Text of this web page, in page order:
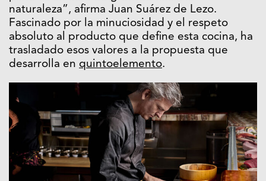
naturaleza”, afirma Juan Suárez de Lezo.
Fascinado por la minuciosidad y el respeto
absoluto al producto que define esta cocina, ha
trasladado esos valores a la propuesta que
desarrolla en quintoelemento.